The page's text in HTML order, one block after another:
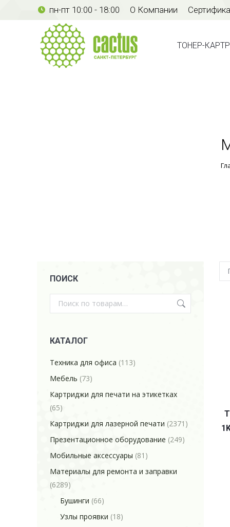
пн-пт 10:00 - 18:00 О Компании
ТОНЕР-
ПОИСК
КАТАЛОГ
Техника для офиса (113)
Мебель (73)
Картриджи для печати на этикетках
(65)
Картриджи для лазерной печати (2371)
Презентационное оборудование (249)
Мобильные аксессуары (81)
Материалы для ремонта и заправки
(6289)
Бушинги (66)
Узлы проявки (18)